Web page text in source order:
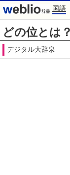
国語
どの位とは
デジタル大辞泉